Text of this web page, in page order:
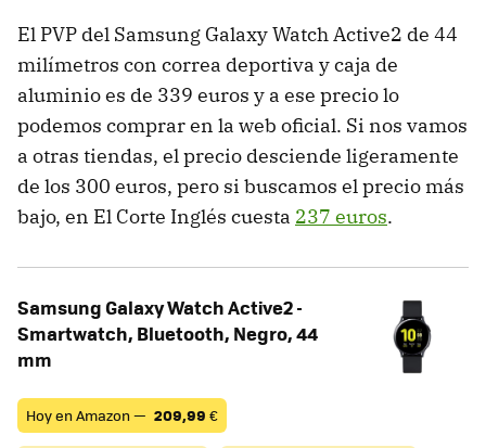
El PVP del Samsung Galaxy Watch Active2 de 44
milímetros con correa deportiva y caja de
aluminio es de 339 euros y a ese precio lo
podemos comprar en la web oficial. Si nos vamos
a otras tiendas, el precio desciende ligeramente
de los 300 euros, pero si buscamos el precio más
bajo, en El Corte Inglés cuesta 237 euros.
Samsung Galaxy Watch Active2 -
Smartwatch, Bluetooth, Negro, 44
mm
Hoy en Amazon — 209,99 €